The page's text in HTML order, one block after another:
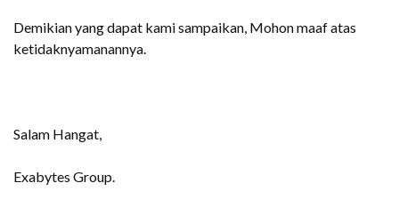
Demikian yang dapat kami sampaikan, Mohon maaf atas
ketidaknyamanannya.
Salam Hangat,
Exabytes Group.